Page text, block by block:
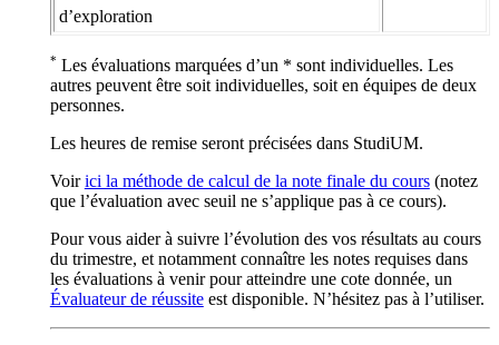
d’exploration
* Les évaluations marquées d’un * sont individuelles. Les
autres peuvent être soit individuelles, soit en équipes de deux
personnes.
Les heures de remise seront précisées dans StudiUM.
Voirici la méthode de calcul de la note finale du cours(notez
que l’évaluation avec seuil ne s’applique pas à ce cours).
Pour vous aider à suivre l’évolution des vos résultats au cours
du trimestre, et notamment connaître les notes requises dans
les évaluations à venir pour atteindre une cote donnée, un
Évaluateur de réussiteest disponible. N’hésitez pas à l’utiliser.